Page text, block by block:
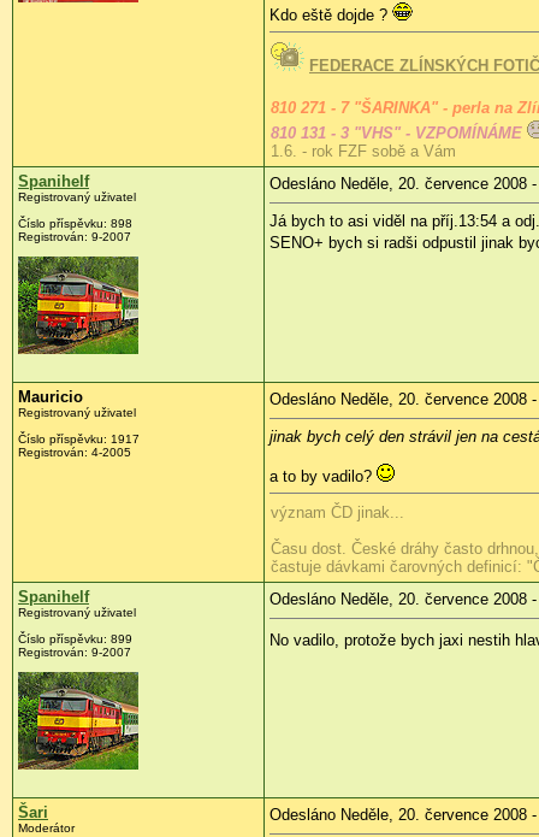
Kdo eště dojde ?
FEDERACE ZLÍNSKÝCH
810 271 - 7 "ŠARINKA" - perla na
810 131 - 3 "VHS" - VZPOMÍNÁME
1.6. - rok FZF sobě a Vám
Spanihelf
Registrovaný uživatel
Číslo příspěvku: 898
Registrován: 9-2007
Odesláno Neděle, 20. července 2008
Já bych to asi viděl na příj.13:54 a
SENO+ bych si radši odpustil jinak
Mauricio
Registrovaný uživatel
Číslo příspěvku: 1917
Registrován: 4-2005
Odesláno Neděle, 20. července 2008
jinak bych celý den strávil jen na
a to by vadilo?
význam ČD jinak...
Času dost. České dráhy často
častuje dávkami čarovných definicí:
Spanihelf
Registrovaný uživatel
Číslo příspěvku: 899
Registrován: 9-2007
Odesláno Neděle, 20. července 2008
No vadilo, protože bych jaxi nestih
Šari
Moderátor
Odesláno Neděle, 20. července 2008